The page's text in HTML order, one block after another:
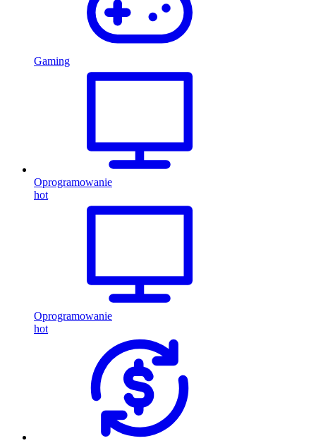
Gaming
Oprogramowanie
hot
Oprogramowanie
hot